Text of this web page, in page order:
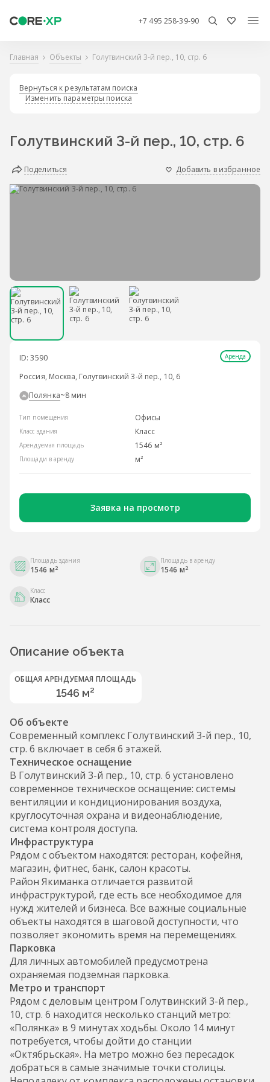
+7 495 258-39-90
Главная Объекты Голутвинский 3-й пер., 10, стр. 6
Вернуться к результатам поиска
Изменить параметры поиска
Голутвинский 3-й пер., 10, стр. 6
Поделиться Добавить в избранное
ID: 3590 Аренда
Россия, Москва, Голутвинский 3-й пер., 10, 6
Полянка~8 мин
Тип помещения Офисы
Класс здания Класс
Арендуемая площадь 1546 м²
Площади в аренду м²
Заявка на просмотр
Площадь здания
1546 м2
Площадь в аренду
1546 м2
Класс
Класс
Описание объекта
ОБЩАЯ АРЕНДУЕМАЯ ПЛОЩАДЬ
1546 м²
Об объекте
Современный комплекс Голутвинский 3-й пер., 10,
стр. 6 включает в себя 6 этажей.
Техническое оснащение
В Голутвинский 3-й пер., 10, стр. 6 установлено
современное техническое оснащение: системы
вентиляции и кондиционирования воздуха,
круглосуточная охрана и видеонаблюдение,
система контроля доступа.
Инфраструктура
Рядом с объектом находятся: ресторан, кофейня,
магазин, фитнес, банк, салон красоты.
Район Якиманка отличается развитой
инфраструктурой, где есть все необходимое для
нужд жителей и бизнеса. Все важные социальные
объекты находятся в шаговой доступности, что
позволяет экономить время на перемещениях.
Парковка
Для личных автомобилей предусмотрена
охраняемая подземная парковка.
Метро и транспорт
Рядом с деловым центром Голутвинский 3-й пер.,
10, стр. 6 находится несколько станций метро:
«Полянка» в 9 минутах ходьбы. Около 14 минут
потребуется, чтобы дойти до станции
«Октябрьская». На метро можно без пересадок
добраться в самые значимые точки столицы.